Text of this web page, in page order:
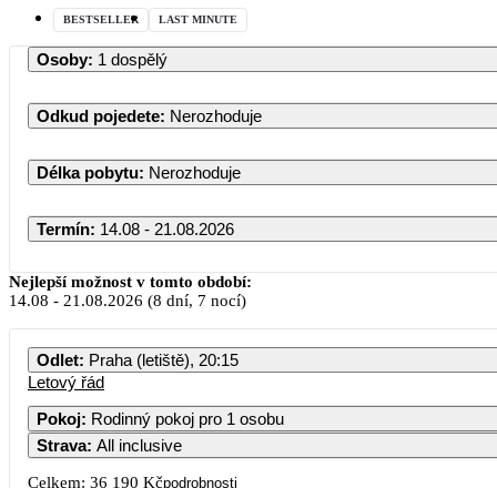
BESTSELLER LAST MINUTE
Osoby: 1 dospělý
Odkud pojedete: Nerozhoduje
Délka pobytu: Nerozhoduje
Termín: 14.08 - 21.08.2026
Srpen 2026
PO ÚT ST ČT PÁ
Nejlepší možnost v tomto období:
14.08 - 21.08.2026 (8 dní, 7 nocí)
Odlet: Praha (letiště), 20:15
Letový řád
Pokoj: Rodinný pokoj pro 1 osobu
Strava: All inclusive
Celkem: 36 190 Kčpodrobnosti